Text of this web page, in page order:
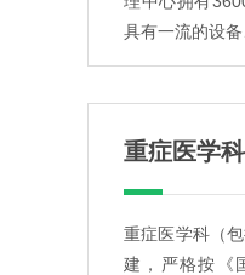
具有一流的设备
重症医学科
重症医学科（
建，严格按《